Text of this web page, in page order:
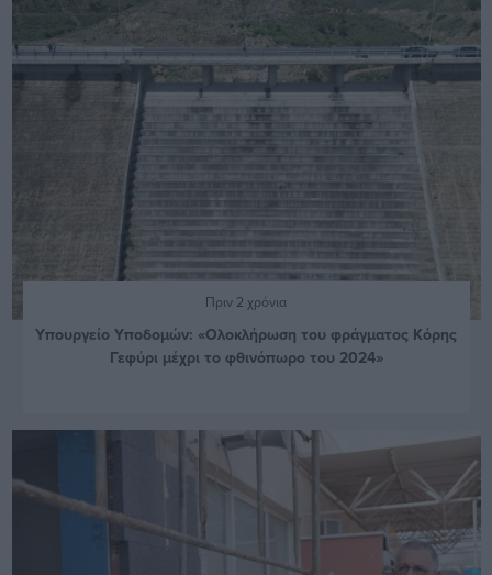
Πριν 2 χρόνια
Υπουργείο Υποδομών: «Ολοκλήρωση του φράγματος Κόρης
Γεφύρι μέχρι το φθινόπωρο του 2024»